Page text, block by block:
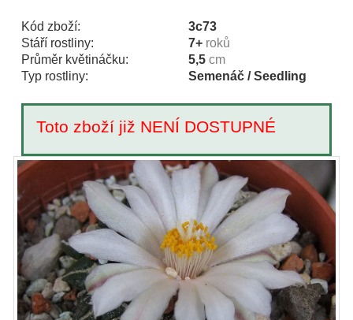
Kód zboží:
3c73
Stáří rostliny:
7+ roků
Průměr květináčku:
5,5 cm
Typ rostliny:
Semenáč / Seedling
Toto zboží již NENÍ DOSTUPNÉ